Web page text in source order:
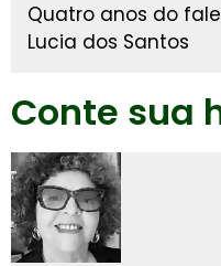
Quatro anos do
Lucia dos Santos
Conte sua